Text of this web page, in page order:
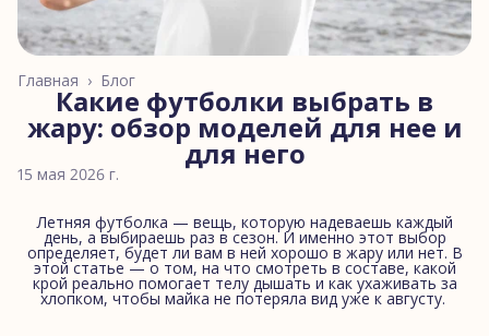
Блог
Главная ›
Какие футболки выбрать в
жару: обзор моделей для нее и
для него
15 мая 2026 г.
Летняя футболка — вещь, которую надеваешь каждый
день, а выбираешь раз в сезон. И именно этот выбор
определяет, будет ли вам в ней хорошо в жару или нет. В
этой статье — о том, на что смотреть в составе, какой
крой реально помогает телу дышать и как ухаживать за
хлопком, чтобы майка не потеряла вид уже к августу.